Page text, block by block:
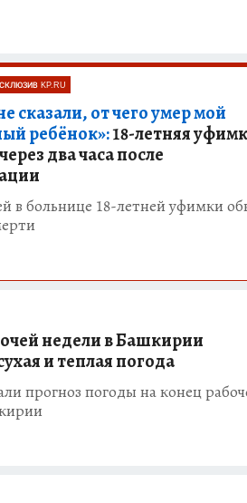
KP.RU
сказали, от чего умер мой
ребёнок»:18-летняя
два часа после
в больнице 18-летней уфимки
недели в Башкирии
и теплая погода
прогноз погоды на конец